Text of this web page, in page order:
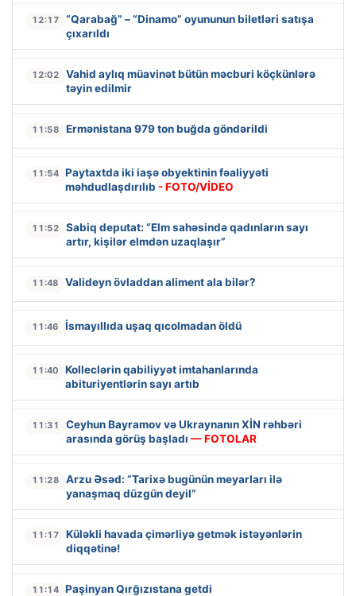
12:17
“Qarabağ” – “Dinamo” oyununun biletləri satışa
çıxarıldı
12:02
Vahid aylıq müavinət bütün məcburi köçkünlərə
təyin edilmir
11:58 Ermənistana 979 ton buğda göndərildi
11:54 Paytaxtda iki iaşə obyektinin fəaliyyəti
məhdudlaşdırılıb - FOTO/VİDEO
11:52
Sabiq deputat: “Elm sahəsində qadınların sayı
artır, kişilər elmdən uzaqlaşır”
11:48 Valideyn övladdan aliment ala bilər?
11:46 İsmayıllıda uşaq qıcolmadan öldü
11:40
Kolleclərin qabiliyyət imtahanlarında
abituriyentlərin sayı artıb
11:31
Ceyhun Bayramov və Ukraynanın XİN rəhbəri
arasında görüş başladı — FOTOLAR
11:28
Arzu Əsəd: “Tarixə bugünün meyarları ilə
yanaşmaq düzgün deyil”
11:17
Küləkli havada çimərliyə getmək istəyənlərin
diqqətinə!
11:14 Paşinyan Qırğızıstana getdi